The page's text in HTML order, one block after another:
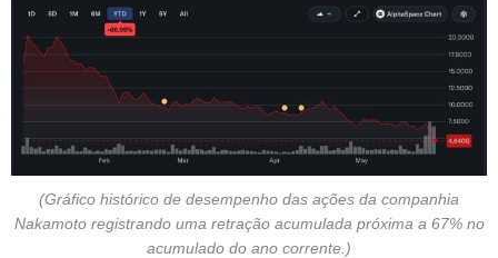
(Gráfico histórico de desempenho das ações da companhia
Nakamoto registrando uma retração acumulada próxima a 67% no
acumulado do ano corrente.)